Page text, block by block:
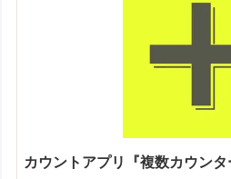
カウントアプリ『複数カウン